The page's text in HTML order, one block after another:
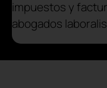
impuestos y
abogados